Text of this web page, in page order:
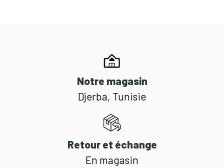
Notre magasin
Djerba, Tunisie
Retour et échange
En magasin